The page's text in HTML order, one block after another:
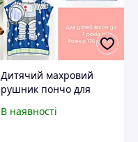
Дитячий махровий
рушник пончо для
рушник із капюшоном
В наявності